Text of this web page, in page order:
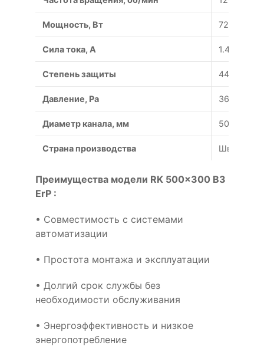
Мощность, Вт 720
Сила тока, A 1.45
Степень защиты 44/54
Давление, Pa 365
Диаметр канала, мм 500x300
Страна производства Швеция
Преимущества модели RK 500x300 B3
ErP :
• Совместимость с системами
автоматизации
• Простота монтажа и эксплуатации
• Долгий срок службы без
необходимости обслуживания
• Энергоэффективность и низкое
энергопотребление